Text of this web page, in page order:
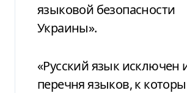
языковой безопасности
Украины».
«Русский язык исключен
перечня языков, к